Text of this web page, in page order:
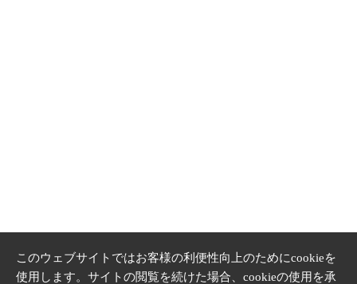
このウェブサイトではお客様の利便性向上のためにcookieを
使用します。サイトの閲覧を続けた場合、cookieの使用を承